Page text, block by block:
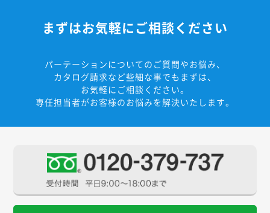
まずはお気軽にご相談ください
パーテーションについてのご質問やお悩み、
カタログ請求など些細な事でもまずは、
お気軽にご相談ください。
専任担当者がお客様のお悩みを解決いたします。